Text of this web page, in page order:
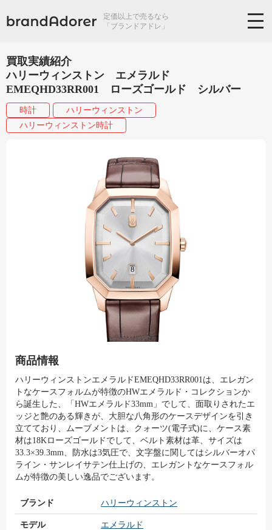
定価以上で売るなら
「ブランドアドレ」
買取実績紹介
ハリーウィンストン エメラルド
EMEQHD33RR001 ローズゴールド シルバー
時計
ハリーウィンストン
ハリーウィンストン時計
商品情報
ハリーウィンストンエメラルドEMEQHD33RR001は、エレガン
トなケースフォルムが特徴のHWエメラルド・コレクションか
ら誕生した、「HWエメラルド33mm」でして、面取りされたエ
ッジと艶のある輝きが、大胆な八角形のケースデザインを引き
立てており、ムーブメントは、クォーツ(電子式)に、ケース素
材は18Kローズゴールドでして、ベルト素材は革、サイズは
33.3×39.3mm、防水は3気圧で、文字盤に関してはシルバーオパ
ライン・サンレイサテン仕上げの、エレガントなケースフォル
ムが特徴の美しい逸品でございます。
ブランド ハリーウィンストン
モデル エメラルド